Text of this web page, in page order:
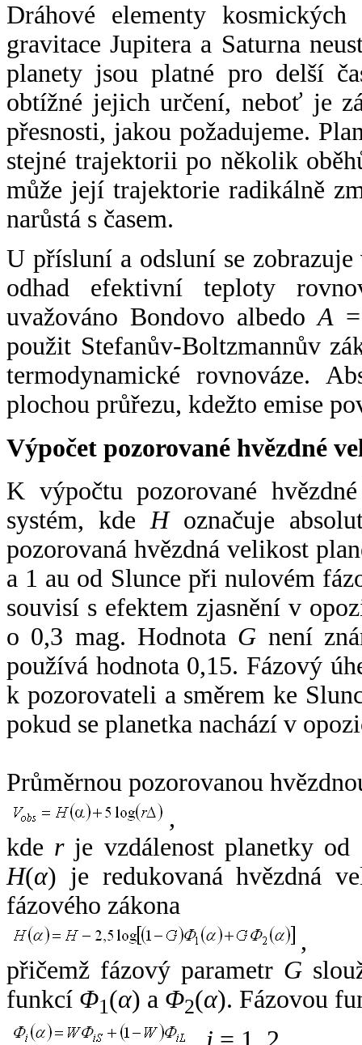
Dráhové elementy
gravitace Jupitera a Saturna
planety jsou platné pro delší
obtížné jejich určení, neboť je
přesnosti, jakou požadujeme.
stejné trajektorii po několik
může její trajektorie radikálně
narůstá s časem.
U přísluní a odsluní se
odhad efektivní teploty
uvažováno Bondovo albedoA
použit Stefanův-Boltzmannův
termodynamické rovnováze.
plochou průřezu, kdežto emise
Výpočet pozorované hvězdné
K výpočtu pozorované
systém, kde Hoznačuje
pozorovaná hvězdná velikost
a 1 au od Slunce při nulovém
souvisí s efektem zjasnění v
o 0,3 mag. Hodnota G není
používá hodnota 0,15. Fázový
k pozorovateli a směrem ke
pokud se planetka nachází v
Průměrnou pozorovanou
,
kde rje vzdálenost planetky od
H(α) je redukovaná hvězdná
fázového zákona
,
přičemž fázový parametr G
funkcí Φ1(α) a Φ2(α). Fázovou